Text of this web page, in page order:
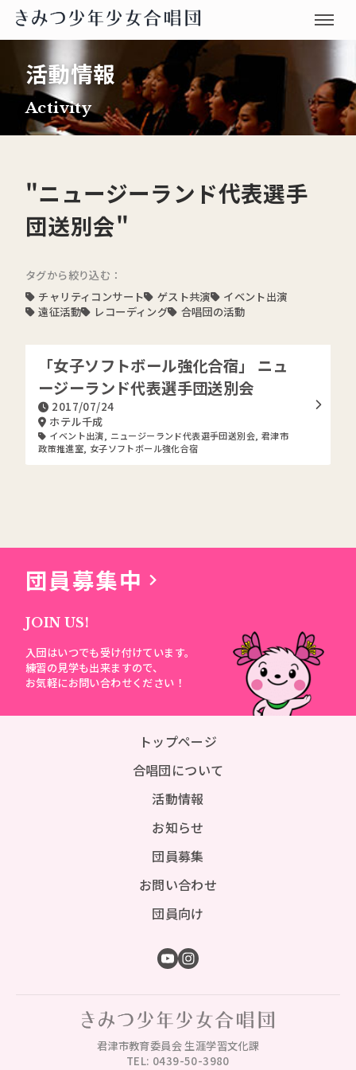
活動情報
Activity
"ニュージーランド代表選手
団送別会"
タグから絞り込む：
チャリティコンサート
ゲスト共演
イベント出演
遠征活動
レコーディング 合唱団の活動
「女子ソフトボール強化合宿」 ニュ
ージーランド代表選手団送別会
2017/07/24
ホテル千成
イベント出演 ニュージーランド代表選手団送別会 君津市
政策推進室 女子ソフトボール強化合宿
団員募集中
JOIN US!
入団はいつでも受け付けています。
練習の見学も出来ますので、
お気軽にお問い合わせください！
トップページ
合唱団について
活動情報
お知らせ
団員募集
お問い合わせ
団員向け
君津市教育委員会 生涯学習文化課
TEL: 0439-50-3980